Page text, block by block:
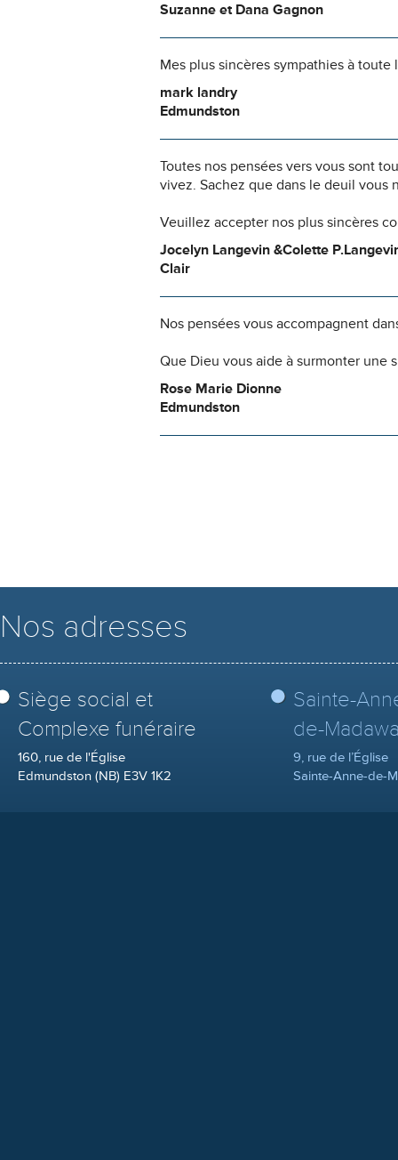
Suzanne et Dana Gagnon
Mes plus sincères sympathies à toute
mark landry
Edmundston
Toutes nos pensées vers vous sont
vivez. Sachez que dans le deuil vous
Veuillez accepter nos plus sincères
Jocelyn Langevin &Colette
Clair
Nos pensées vous accompagnent
Que Dieu vous aide à surmonter une
Rose Marie Dionne
Edmundston
Nos adresses
Siège social et
Complexe funéraire
160, rue de l'Église
Edmundston (NB) E3V 1K2
Sainte-
de-
9, rue de l’Église
Sainte-Anne-de-